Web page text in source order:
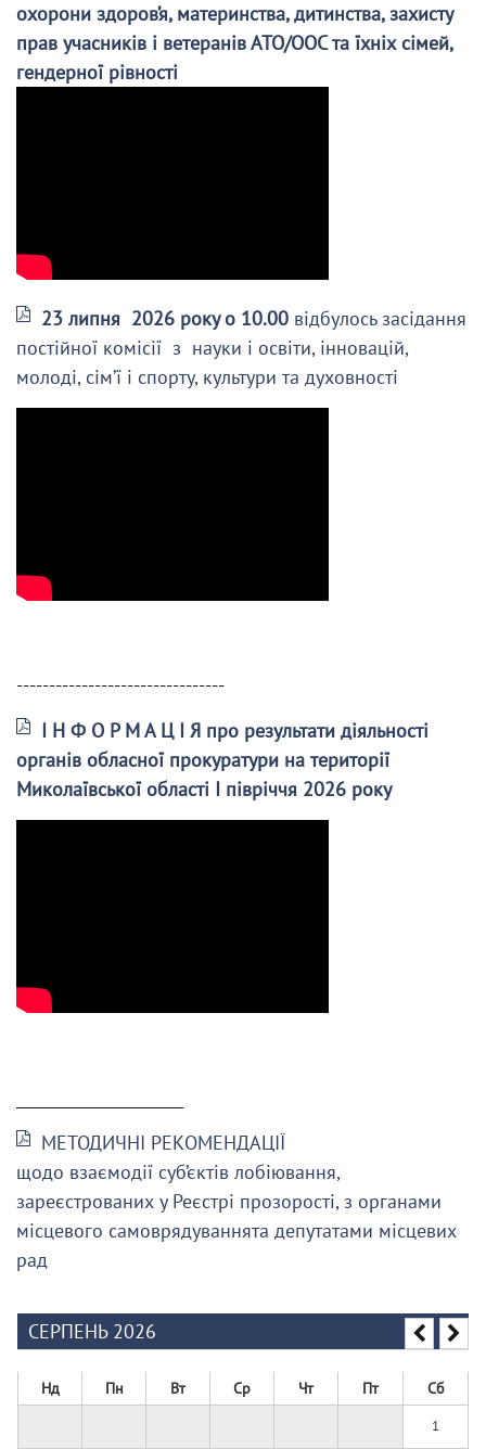
охорони здоров’я, материнства, дитинства, захисту
прав учасників і ветеранів АТО/ООС та їхніх сімей,
гендерної рівності
23 липня 2026 року о 10.00 відбулось засідання
постійної комісії з науки і освіти, інновацій,
молоді, сім’ї і спорту, культури та духовності
--------------------------------
І Н Ф О Р М А Ц І Я про результати діяльності
органів обласної прокуратури на території
Миколаївської області І півріччя 2026 року
МЕТОДИЧНІ РЕКОМЕНДАЦІЇ
щодо взаємодії суб’єктів лобіювання,
зареєстрованих у Реєстрі прозорості, з органами
місцевого самоврядуваннята депутатами місцевих
рад
СЕРПЕНЬ 2026
Нд Пн Вт Ср Чт Пт Сб
1